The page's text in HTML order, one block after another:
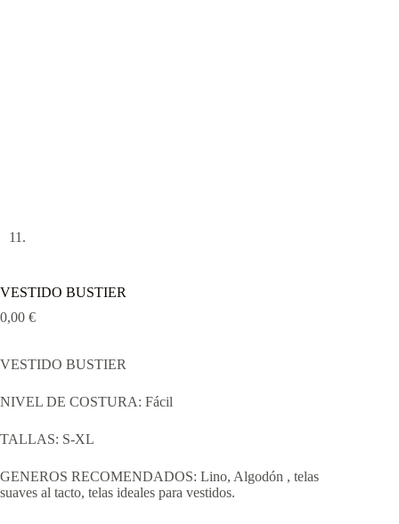
VESTIDO BUSTIER
0,00 €
VESTIDO BUSTIER
NIVEL DE COSTURA: Fácil
TALLAS: S-XL
GENEROS RECOMENDADOS: Lino, Algodón , telas
suaves al tacto, telas ideales para vestidos.